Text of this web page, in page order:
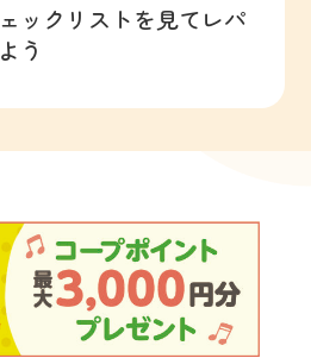
ックリストを見てレパ
う